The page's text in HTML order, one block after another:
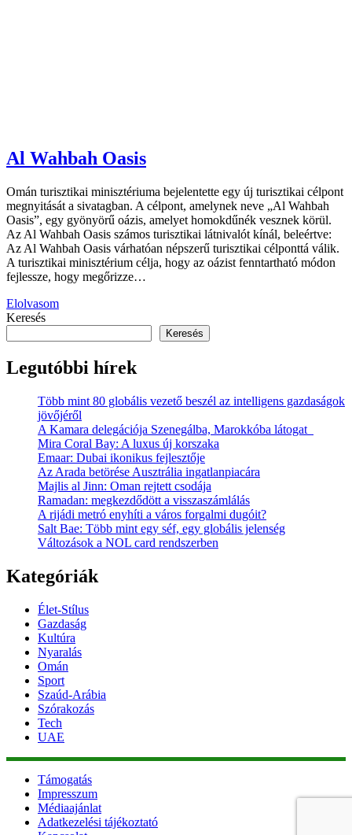
Al Wahbah Oasis
Omán turisztikai minisztériuma bejelentette egy új turisztikai célpont
megnyitását a sivatagban. A célpont, amelynek neve „Al Wahbah
Oasis”, egy gyönyörű oázis, amelyet homokdűnék vesznek körül.
Az Al Wahbah Oasis számos turisztikai látnivalót kínál, beleértve:
Az Al Wahbah Oasis várhatóan népszerű turisztikai célponttá válik.
A turisztikai minisztérium célja, hogy az oázist fenntartható módon
fejlessze, hogy megőrizze…
Elolvasom
Keresés
Keresés
Legutóbbi hírek
Több mint 80 globális vezető beszél az intelligens gazdaságok
jövőjéről
A Kamara delegációja Szenegálba, Marokkóba látogat
Mira Coral Bay: A luxus új korszaka
Emaar: Dubai ikonikus fejlesztője
Az Arada betörése Ausztrália ingatlanpiacára
Majlis al Jinn: Oman rejtett csodája
Ramadan: megkezdődött a visszaszámlálás
A rijádi metró enyhíti a város forgalmi dugóit?
Salt Bae: Több mint egy séf, egy globális jelenség
Változások a NOL card rendszerben
Kategóriák
Élet-Stílus
Gazdaság
Kultúra
Nyaralás
Omán
Sport
Szaúd-Arábia
Szórakozás
Tech
UAE
Támogatás
Impresszum
Médiaajánlat
Adatkezelési tájékoztató